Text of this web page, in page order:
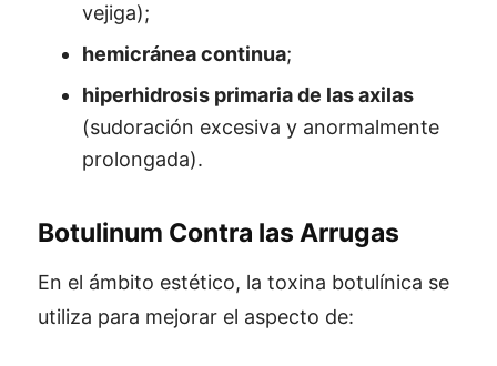
vejiga);
hemicránea continua;
hiperhidrosis primaria de las axilas
(sudoración excesiva y anormalmente
prolongada).
Botulinum Contra las Arrugas
En el ámbito estético, la toxina botulínica se
utiliza para mejorar el aspecto de: